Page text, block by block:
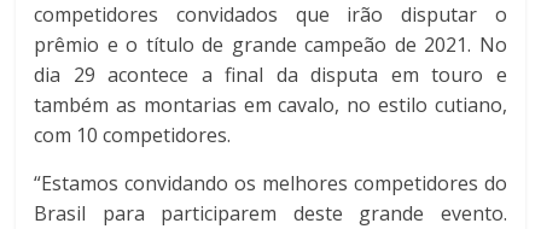
competidores convidados que irão disputar o
prêmio e o título de grande campeão de 2021. No
dia 29 acontece a final da disputa em touro e
também as montarias em cavalo, no estilo cutiano,
com 10 competidores.
“Estamos convidando os melhores competidores do
Brasil para participarem deste grande evento.